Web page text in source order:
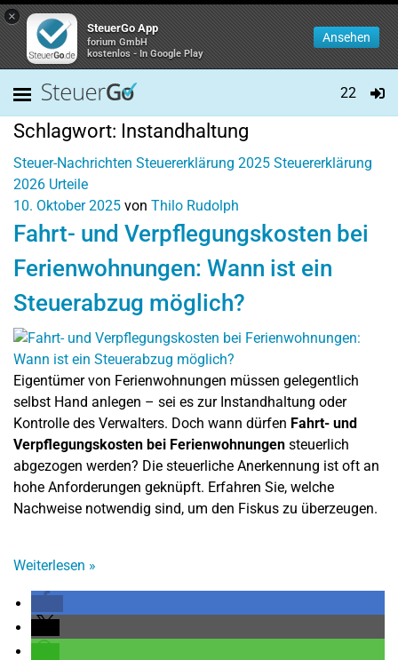
×
SteuerGo App
forium GmbH
kostenlos - In Google Play
Ansehen
22
Schlagwort: Instandhaltung
Steuer-Nachrichten Steuererklärung 2025 Steuererklärung
2026 Urteile
10. Oktober 2025 von Thilo Rudolph
Fahrt- und Verpflegungskosten bei
Ferienwohnungen: Wann ist ein
Steuerabzug möglich?
Eigentümer von Ferienwohnungen müssen gelegentlich
selbst Hand anlegen – sei es zur Instandhaltung oder
Kontrolle des Verwalters. Doch wann dürfen Fahrt- und
Verpflegungskosten bei Ferienwohnungen steuerlich
abgezogen werden? Die steuerliche Anerkennung ist oft an
hohe Anforderungen geknüpft. Erfahren Sie, welche
Nachweise notwendig sind, um den Fiskus zu überzeugen.
Weiterlesen »